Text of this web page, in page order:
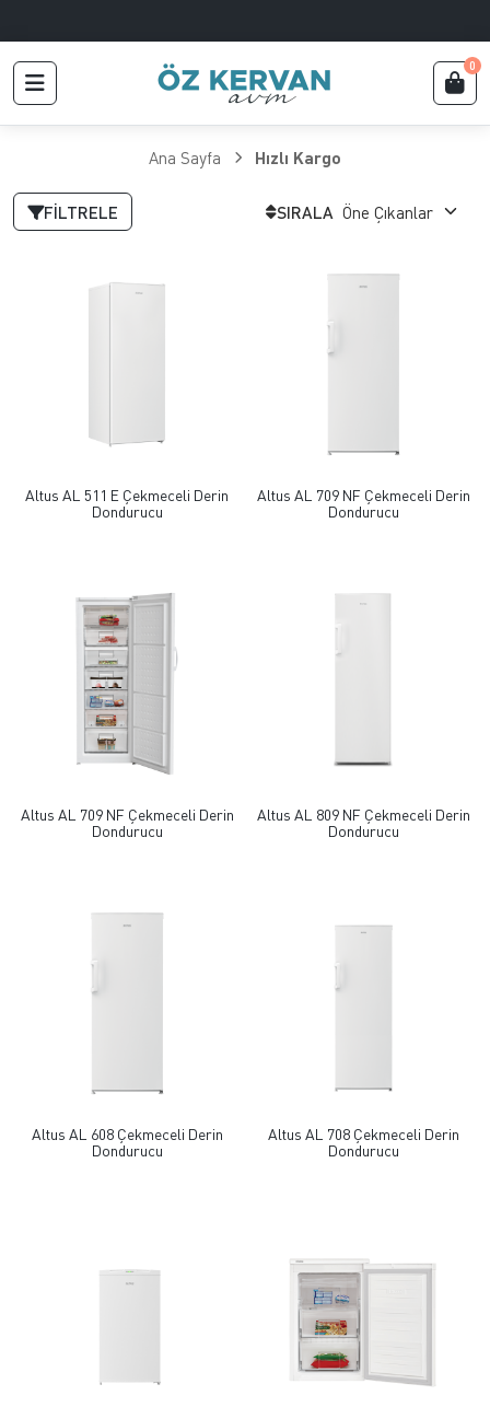
0
Ana Sayfa Hızlı Kargo
FILTRELE SIRALA
Altus AL 511 E Çekmeceli Derin
Dondurucu
Altus AL 709 NF Çekmeceli Derin
Dondurucu
Altus AL 709 NF Çekmeceli Derin
Dondurucu
Altus AL 809 NF Çekmeceli Derin
Dondurucu
Altus AL 608 Çekmeceli Derin
Dondurucu
Altus AL 708 Çekmeceli Derin
Dondurucu